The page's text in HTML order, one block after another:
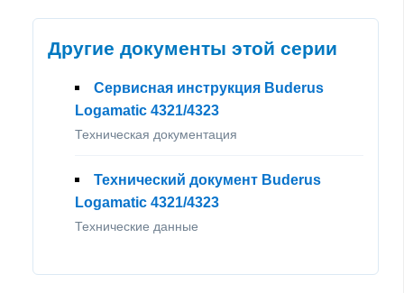
Другие документы этой серии
Сервисная инструкция Buderus
Logamatic 4321/4323
Техническая документация
Технический документ Buderus
Logamatic 4321/4323
Технические данные